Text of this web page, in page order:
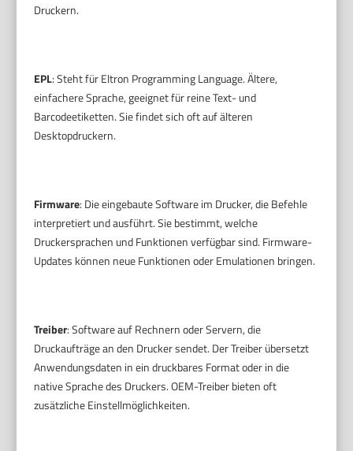
Druckern.
EPL: Steht für Eltron Programming Language. Ältere,
einfachere Sprache, geeignet für reine Text- und
Barcodeetiketten. Sie findet sich oft auf älteren
Desktopdruckern.
Firmware: Die eingebaute Software im Drucker, die Befehle
interpretiert und ausführt. Sie bestimmt, welche
Druckersprachen und Funktionen verfügbar sind. Firmware-
Updates können neue Funktionen oder Emulationen bringen.
Treiber: Software auf Rechnern oder Servern, die
Druckaufträge an den Drucker sendet. Der Treiber übersetzt
Anwendungsdaten in ein druckbares Format oder in die
native Sprache des Druckers. OEM-Treiber bieten oft
zusätzliche Einstellmöglichkeiten.